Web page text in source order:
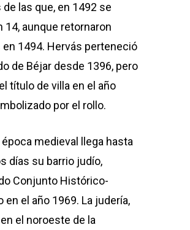
las que, en 1492 se
14, aunque retornaron
en 1494. Hervás perteneció
de Béjar desde 1396, pero
título de villa en el año
por el rollo.
época medieval llega hasta
días su barrio judío,
Conjunto Histórico-
en el año 1969. La judería,
el noroeste de la